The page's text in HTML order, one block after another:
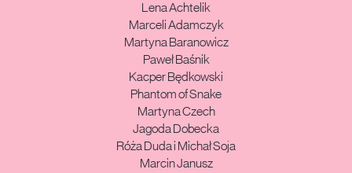
Lena Achtelik
Marceli Adamczyk
Martyna Baranowicz
Paweł Baśnik
Kacper Będkowski
Phantom of Snake
Martyna Czech
Jagoda Dobecka
Róża Duda i Michał Soja
Marcin Janusz